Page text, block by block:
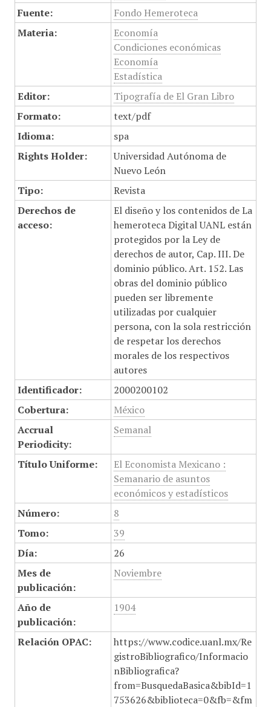
Fuente:
Fondo Hemeroteca
Materia:
Economía
Condiciones económicas
Economía
Estadística
Editor:
Tipografía de El Gran Libro
Formato:
text/pdf
Idioma:
spa
Rights Holder:
Universidad Autónoma de
Nuevo León
Tipo:
Revista
Derechos de
acceso:
El diseño y los contenidos de La
hemeroteca Digital UANL están
protegidos por la Ley de
derechos de autor, Cap. III. De
dominio público. Art. 152. Las
obras del dominio público
pueden ser libremente
utilizadas por cualquier
persona, con la sola restricción
de respetar los derechos
morales de los respectivos
autores
Identificador:
2000200102
Cobertura:
México
Accrual
Periodicity:
Semanal
Título Uniforme:
El Economista Mexicano :
Semanario de asuntos
económicos y estadísticos
Número:
8
Tomo:
39
Día:
26
Mes de
publicación:
Noviembre
Año de
publicación:
1904
Relación OPAC:
https://www.codice.uanl.mx/Re
gistroBibliografico/Informacio
nBibliografica?
from=BusquedaBasica&bibId=1
753626&biblioteca=0&fb=&fm